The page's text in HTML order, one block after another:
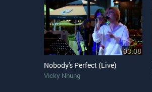
03:08
Nobody's Perfect (Live)
Vicky Nhung